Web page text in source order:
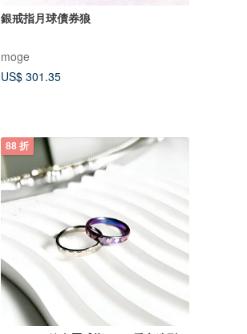
銀戒指月球債券狼
moge
US$ 301.35
88 折